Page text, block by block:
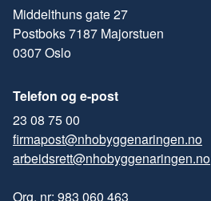
Middelthuns gate 27
Postboks 7187 Majorstuen
0307 Oslo
Telefon og e-post
23 08 75 00
firmapost@nhobyggenaringen.no
arbeidsrett@nhobyggenaringen.no
Org. nr: 983 060 463